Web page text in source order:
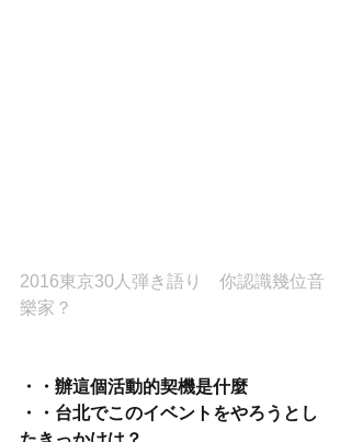
2016東京30人弾き語り　你認識幾位音
樂家？
・・辦這個活動的契機是什麼
・・台北でこのイベントをやろうとし